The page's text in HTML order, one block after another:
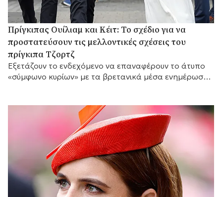
Πρίγκιπας Ουίλιαμ και Κέιτ: Το σχέδιο για να
προστατεύσουν τις μελλοντικές σχέσεις του
πρίγκιπα Τζορτζ
Eξετάζουν το ενδεχόμενο να επαναφέρουν το άτυπο
«σύμφωνο κυρίων» με τα βρετανικά μέσα ενημέρωσης,